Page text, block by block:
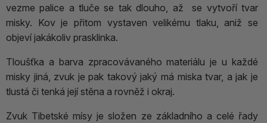
vezme palice a tluče se tak dlouho, až se vytvoří tvar
misky. Kov je přitom vystaven velikému tlaku, aniž se
objeví jakákoliv prasklinka.
Tloušťka a barva zpracovávaného materiálu je u každé
misky jiná, zvuk je pak takový jaký má miska tvar, a jak je
tlustá či tenká její stěna a rovněž i okraj.
Zvuk Tibetské mísy je složen ze základního a celé řady